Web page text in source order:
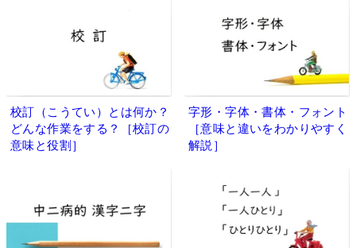
校訂（こうてい）とは何か？
どんな作業をする？［校訂の
意味と役割］
字形・字体・書体・フォント
［意味と違いをわかりやすく
解説］